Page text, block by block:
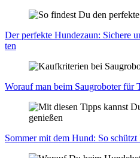
Der per­fek­te Hun­de­zaun: Siche­re
ten
Wor­auf man beim Saug­ro­bo­ter für
Som­mer mit dem Hund: So